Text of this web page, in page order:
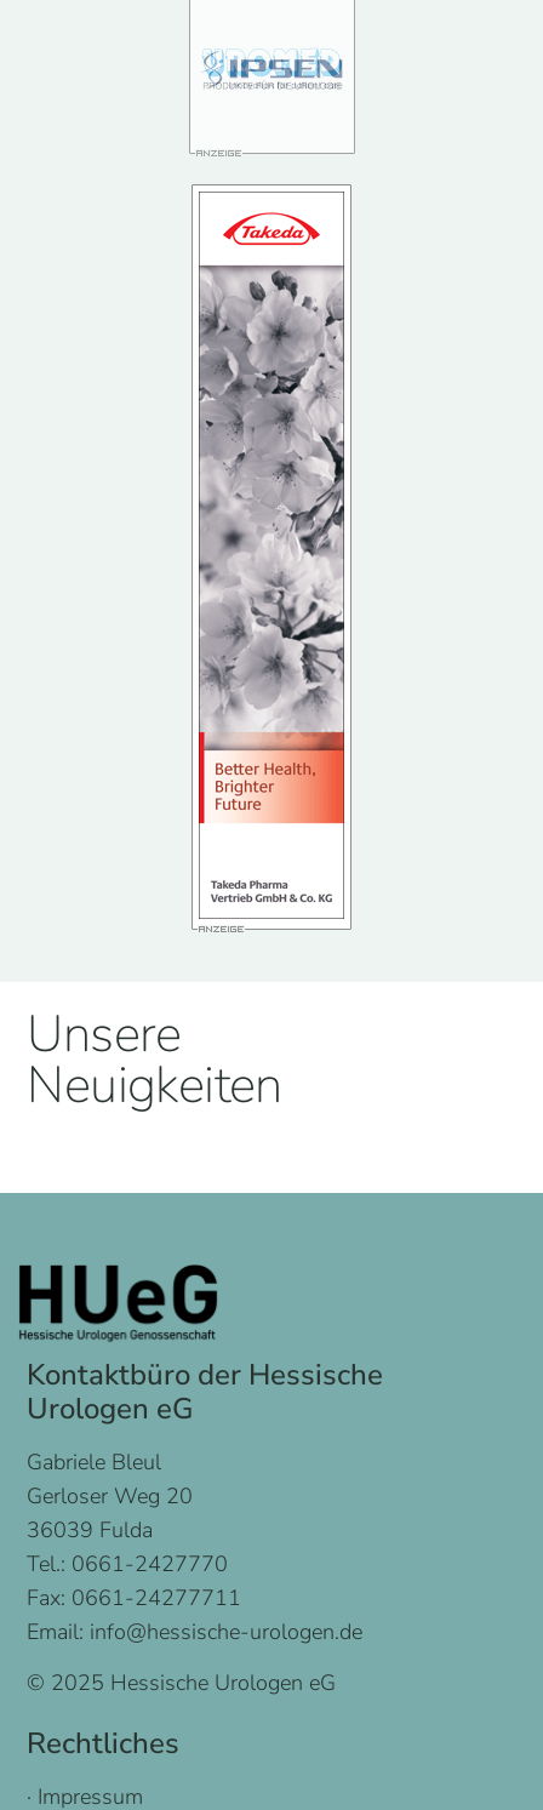
Unsere
Neuigkeiten
Kontaktbüro der Hessische
Urologen eG
Gabriele Bleul
Gerloser Weg 20
36039 Fulda
Tel.: 0661-2427770
Fax: 0661-24277711
Email: info@hessische-urologen.de
© 2025 Hessische Urologen eG
Rechtliches
· Impressum